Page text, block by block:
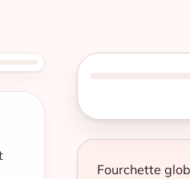
Fourchette